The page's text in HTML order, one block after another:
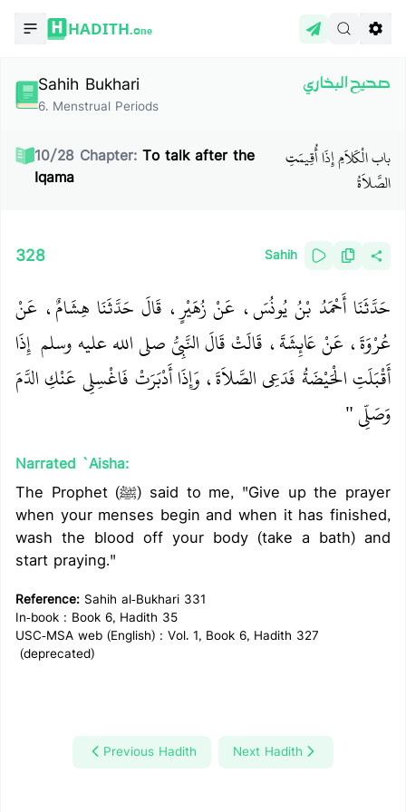
HADITH.One
Sahih Bukhari
6. Menstrual Periods
صحيح البخاري
10/28 Chapter:To talk after the
Iqama
باب الْكَلاَمِ إِذَا أُقِيمَتِ
الصَّلاَةُ
328 Sahih
حَدَّثَنَا أَحْمَدُ بْنُ يُونُسَ، عَنْ زُهَيْرٍ، قَالَ حَدَّثَنَا هِشَامٌ، عَنْ
عُرْوَةَ، عَنْ عَائِشَةَ، قَالَتْ قَالَ النَّبِيُّ صلى الله عليه وسلم ‏ ‏ إِذَا
أَقْبَلَتِ الْحَيْضَةُ فَدَعِي الصَّلاَةَ، وَإِذَا أَدْبَرَتْ فَاغْسِلِي عَنْكِ الدَّمَ
وَصَلِّي ‏"
Narrated `Aisha:
The Prophet (ﷺ) said to me, "Give up the prayer
when your menses begin and when it has finished,
wash the blood off your body (take a bath) and
start praying."
Reference: Sahih al-Bukhari 331
In-book : Book 6, Hadith 35
USC-MSA web (English) : Vol. 1, Book 6, Hadith 327
(deprecated)
Previous Hadith Next Hadith